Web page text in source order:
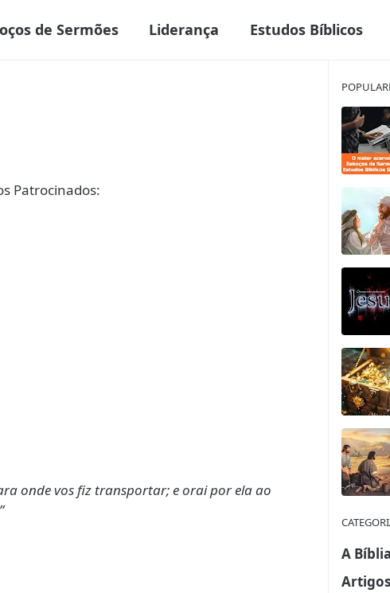
de Sermões Liderança Estudos Bíblicos
Patrocinados:
onde vos fiz transportar; e orai por ela ao
A
Artigos